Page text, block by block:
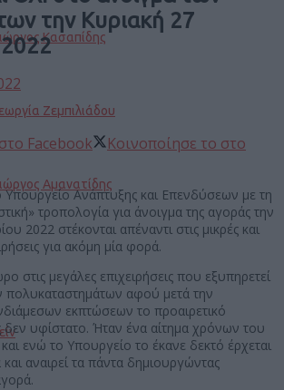
Κασαπίδης
Ζεμπιλιάδου
Αμανατίδης
την Κυριακή 27
Facebook
Κοινοποίησε το στο
Υπουργείο Ανάπτυξης και Επενδύσεων με τη
τροπολογία για άνοιγμα της αγοράς την
2022 στέκονται απέναντι στις μικρές και
για ακόμη μία φορά.
στις μεγάλες επιχειρήσεις που εξυπηρετεί
αφού μετά την
εκπτώσεων το προαιρετικό
δεν υφίστατο. Ήταν ένα αίτημα χρόνων του
ενώ το Υπουργείο το έκανε δεκτό έρχεται
αναιρεί τα πάντα δημιουργώντας